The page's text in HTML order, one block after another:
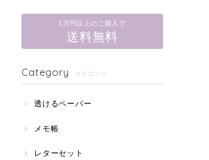
1万円以上のご購入で
送料無料
Category カテゴリー
透けるペーパー
メモ帳
レターセット